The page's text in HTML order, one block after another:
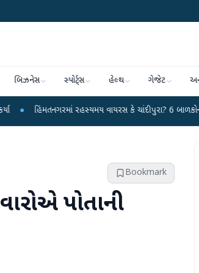
બિઝનેસ સ્પોર્ટ્સ હેલ્થ ગેજેટ
રહસ્યમય વાયરસ કે ચાંદીપુરા? 6 બાળકોના મોતથી ફફડાટ
Bookmark
પોતાની